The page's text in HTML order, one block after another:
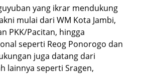
yang ikrar mendukung
mulai dari WM Kota Jambi,
PKK/Pacitan, hingga
seperti Reog Ponorogo dan
juga datang dari
lainnya seperti Sragen,